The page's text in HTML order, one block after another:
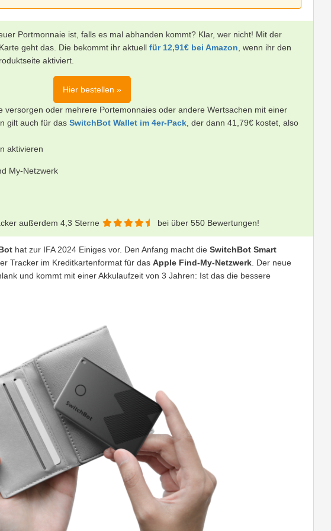
Portmonnaie ist, falls es mal abhanden kommt? Klar, wer nicht! Mit der
geht das. Die bekommt ihr aktuell für 12,91€ bei Amazon , wenn ihr den
aktiviert.
Hier bestellen »
versorgen oder mehrere Portemonnaies oder andere Wertsachen mit einer
gilt auch für das SwitchBot Wallet im 4er-Pack , der dann 41,79€ kostet, also
aktivieren
My-Netzwerk
außerdem 4,3 Sterne bei über 550 Bewertungen!
hat zur IFA 2024 Einiges vor. Den Anfang macht die SwitchBot Smart
Tracker im Kreditkartenformat für das Apple Find-My-Netzwerk . Der neue
und kommt mit einer Akkulaufzeit von 3 Jahren: Ist das die bessere